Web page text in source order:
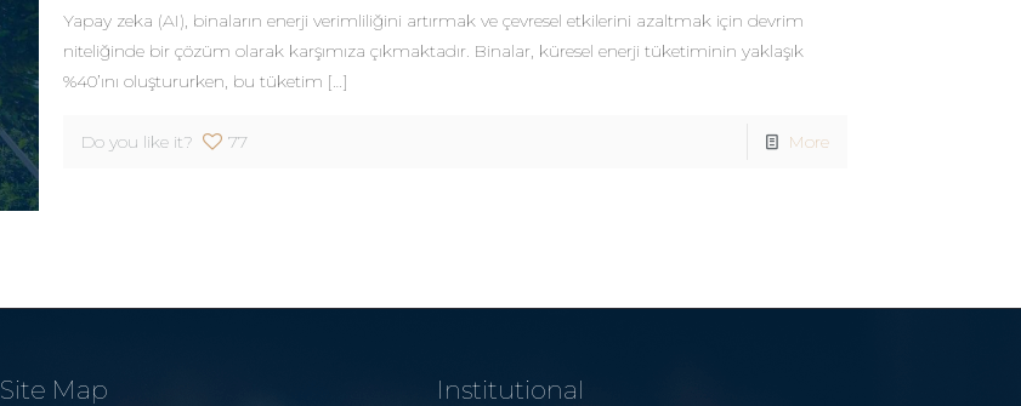
Yapay zeka (AI), binaların enerji verimliliğini artırmak ve çevresel etkilerini azaltmak için devrim
niteliğinde bir çözüm olarak karşımıza çıkmaktadır. Binalar, küresel enerji tüketiminin yaklaşık
%40’ını oluştururken, bu tüketim […]
Do you like it? 77 More
Site Map Institutional